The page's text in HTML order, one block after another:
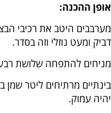
אופן ההכנה:
מערבבים היטב את רכיבי
דביק ומעט נוזלי וזה בסדר.
מניחים להתפחה שלושת
בינתיים מרתיחים ליטר שמן
יהיה עמוק.